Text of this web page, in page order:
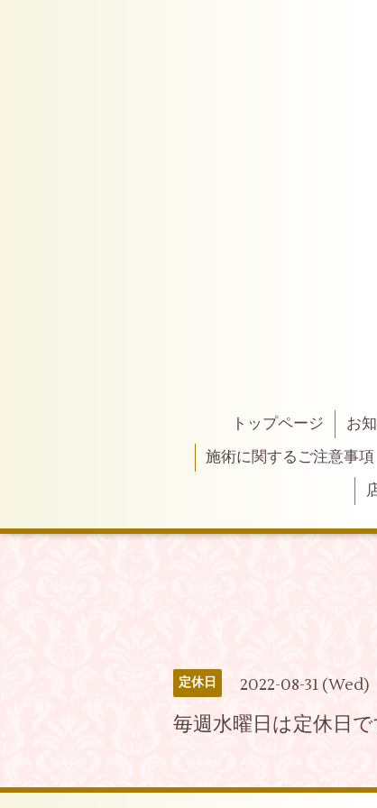
トップページ お
施術に関するご注意事項
定休日 2022-08-31 (Wed)
毎週水曜日は定休日で